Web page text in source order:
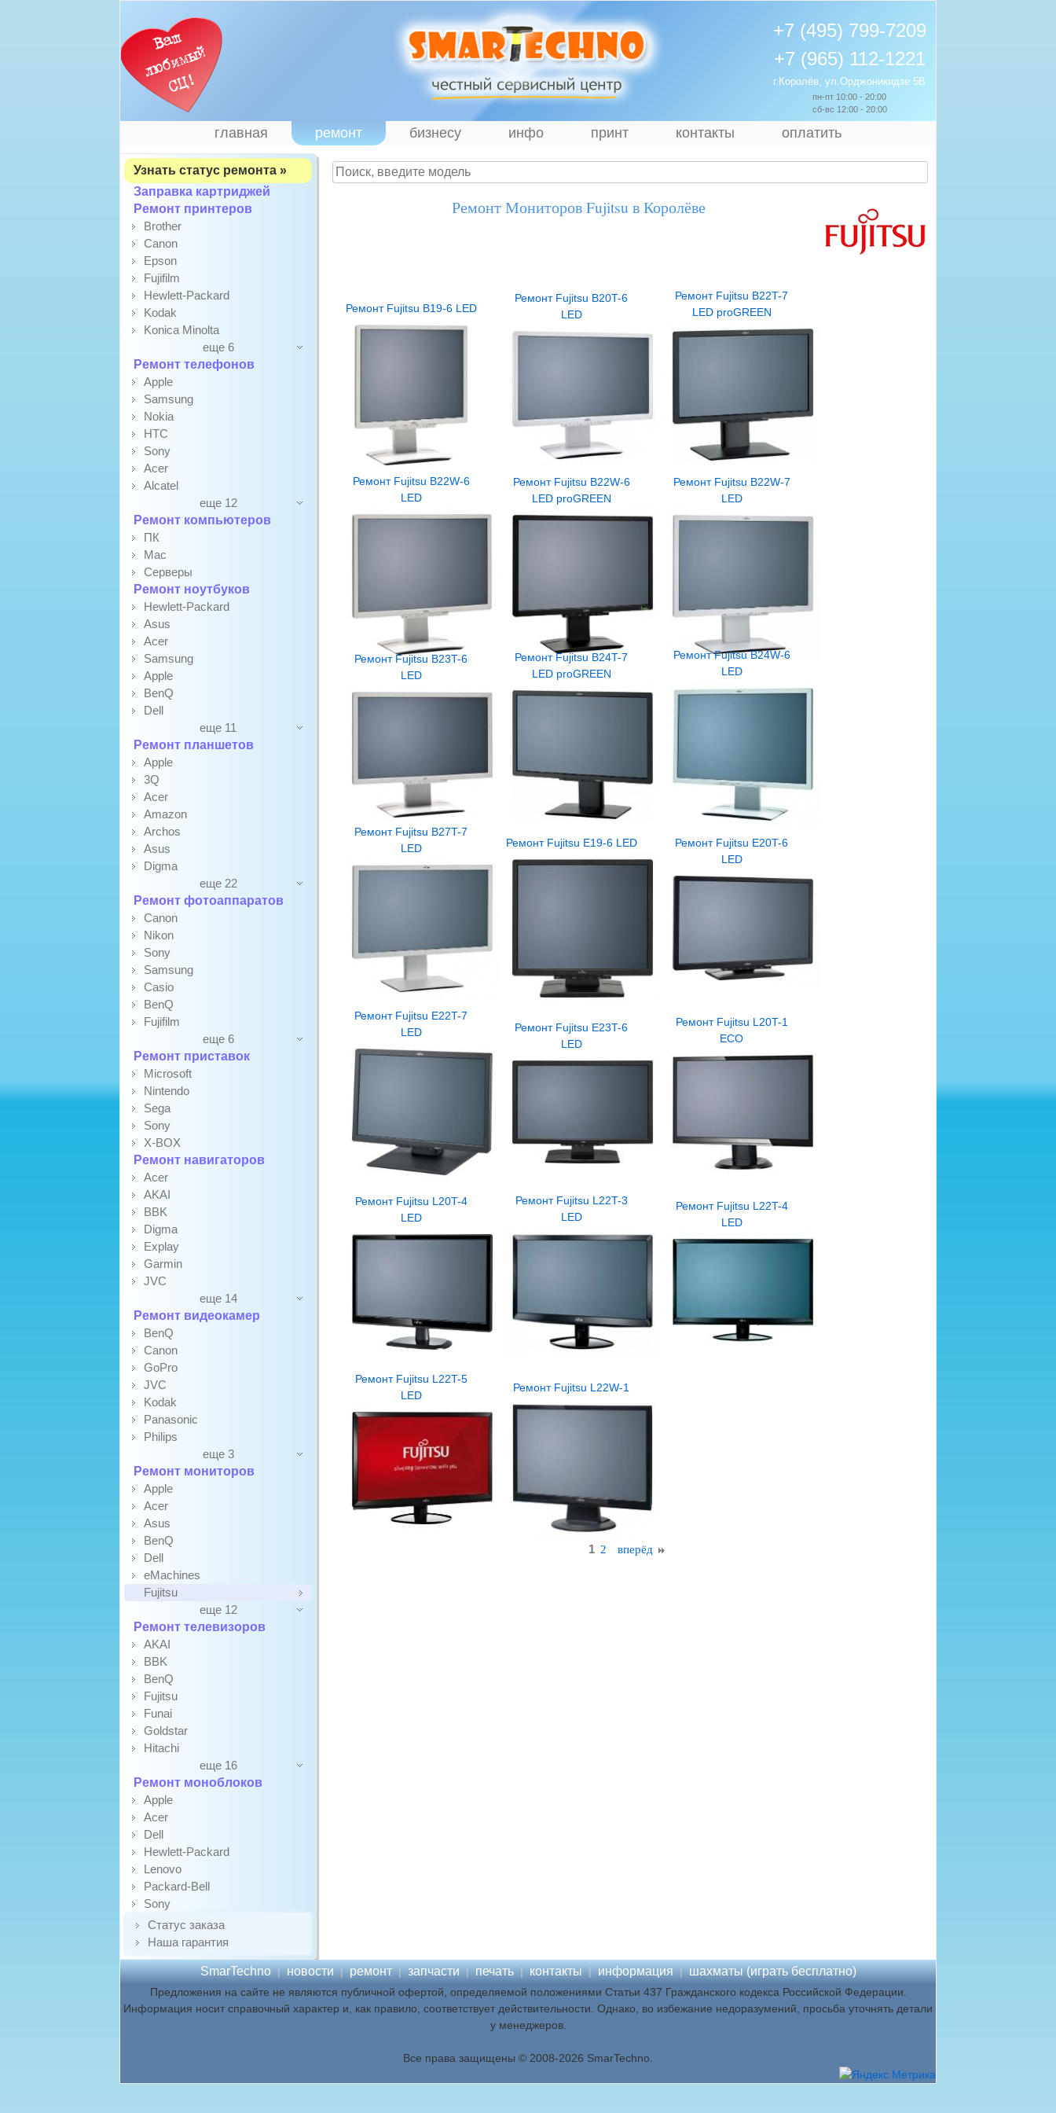
+7 (495) 799-7209
+7 (965) 112-1221
г.Королёв, ул.Орджоникидзе 5В
пн-пт 10:00 - 20:00
сб-вс 12:00 - 20:00
главная ремонт бизнесу инфо принт контакты оплатить
Узнать статус ремонта »
Заправка картриджей
Ремонт принтеров
Brother
Canon
Epson
Fujifilm
Hewlett-Packard
Kodak
Konica Minolta
еще 6
Ремонт телефонов
Apple
Samsung
Nokia
HTC
Sony
Acer
Alcatel
еще 12
Ремонт компьютеров
ПК
Mac
Серверы
Ремонт ноутбуков
Hewlett-Packard
Asus
Acer
Samsung
Apple
BenQ
Dell
еще 11
Ремонт планшетов
Apple
3Q
Acer
Amazon
Archos
Asus
Digma
еще 22
Ремонт фотоаппаратов
Canon
Nikon
Sony
Samsung
Casio
BenQ
Fujifilm
еще 6
Ремонт приставок
Microsoft
Nintendo
Sega
Sony
X-BOX
Ремонт навигаторов
Acer
AKAI
BBK
Digma
Explay
Garmin
JVC
еще 14
Ремонт видеокамер
BenQ
Canon
GoPro
JVC
Kodak
Panasonic
Philips
еще 3
Ремонт мониторов
Apple
Acer
Asus
BenQ
Dell
eMachines
Fujitsu
еще 12
Ремонт телевизоров
AKAI
BBK
BenQ
Fujitsu
Funai
Goldstar
Hitachi
еще 16
Ремонт моноблоков
Apple
Acer
Dell
Hewlett-Packard
Lenovo
Packard-Bell
Sony
Статус заказа
Наша гарантия
Ремонт Мониторов Fujitsu в Королёве
Ремонт Fujitsu B19-6 LED
Ремонт Fujitsu B20T-6
LED
Ремонт Fujitsu B22T-7
LED proGREEN
Ремонт Fujitsu B22W-6
LED
Ремонт Fujitsu B22W-6
LED proGREEN
Ремонт Fujitsu B22W-7
LED
Ремонт Fujitsu B23T-6
LED
Ремонт Fujitsu B24T-7
LED proGREEN
Ремонт Fujitsu B24W-6
LED
Ремонт Fujitsu B27T-7
LED
Ремонт Fujitsu E19-6 LED
Ремонт Fujitsu E20T-6
LED
Ремонт Fujitsu E22T-7
LED
Ремонт Fujitsu E23T-6
LED
Ремонт Fujitsu L20T-1
ECO
Ремонт Fujitsu L20T-4
LED
Ремонт Fujitsu L22T-3
LED
Ремонт Fujitsu L22T-4
LED
Ремонт Fujitsu L22T-5
LED
Ремонт Fujitsu L22W-1
1 2 вперёд
SmarTechno | новости | ремонт | запчасти | печать | контакты | информация | шахматы (играть бесплатно)
Предложения на сайте не являются публичной офертой, определяемой положениями Статьи 437 Гражданского кодекса Российской Федерации.
Информация носит справочный характер и, как правило, соответствует действительности. Однако, во избежание недоразумений, просьба уточнять детали
у менеджеров.
Все права защищены © 2008-2026 SmarTechno.